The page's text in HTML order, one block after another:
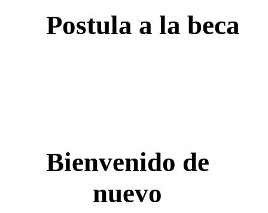
Postula a la beca
Bienvenido de
nuevo